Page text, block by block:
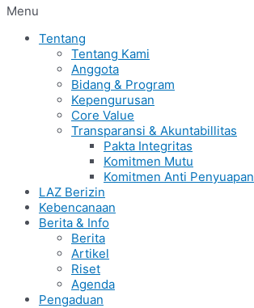
Menu
Tentang
Tentang Kami
Anggota
Bidang & Program
Kepengurusan
Core Value
Transparansi & Akuntabillitas
Pakta Integritas
Komitmen Mutu
Komitmen Anti Penyuapan
LAZ Berizin
Kebencanaan
Berita & Info
Berita
Artikel
Riset
Agenda
Pengaduan